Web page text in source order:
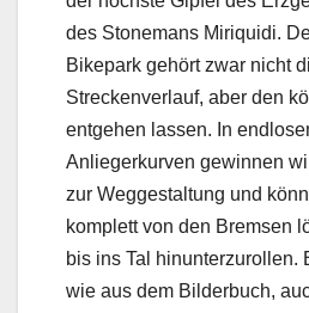
des Stonemans Miriquidi.
Bikepark gehört zwar nicht
Streckenverlauf, aber den
entgehen lassen. In
Anliegerkurven gewinnen
zur Weggestaltung und
komplett von den Bremsen
bis ins Tal hinunterzurollen.
wie aus dem Bilderbuch,